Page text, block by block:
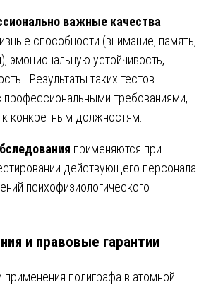
важные качества
способности (внимание, память,
эмоциональную устойчивость,
Результаты таких тестов
профессиональными требованиями,
конкретным должностям.
применяются при
действующего персонала
психофизиологического
и правовые гарантии
полиграфа в атомной